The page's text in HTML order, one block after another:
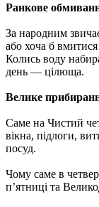
Ранкове
За народним
або хоча б
Колись воду
день — цілюща.
Велике
Саме на Чистий
вікна, підлоги,
посуд.
Чому саме в
п’ятниці та